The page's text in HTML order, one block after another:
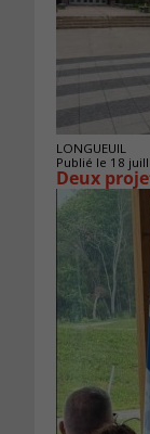
LONGUEUIL
Publié le 18
Deux